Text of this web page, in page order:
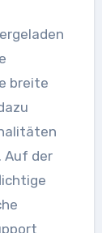
breite
Auf der